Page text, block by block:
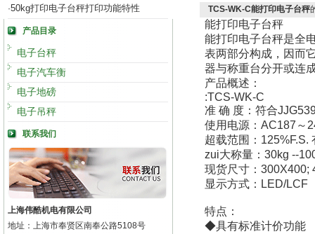
·50kg打印电子台秤打印功能特性
产品目录
电子台秤
电子汽车衡
电子地磅
电子吊秤
联系我们
上海伟酷机电有限公司
地址：上海市奉贤区南奉公路5108号
TCS-WK-C能打印电子台秤
能打印电子台秤
能打印电子台秤是全
表两部分构成，因而
器与称重台分开或连
产品概述：
:TCS-WK-C
准 确 度：符合
使用电源：AC187～
超载范围：125%F.S.
zui大称量：30kg --
现货尺寸：300X400;
显示方式：LED/LCF
特点：
◆具有标准计价功能